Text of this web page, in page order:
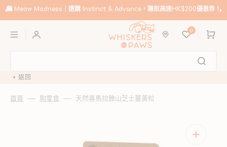
至
容
🛍️ Meow Madness｜選購 Instinct & Advance，賺取高達HK$200優惠券！
0
購
物
返回
首頁 狗零食 天然喜馬拉雅山芝士薑黃粒